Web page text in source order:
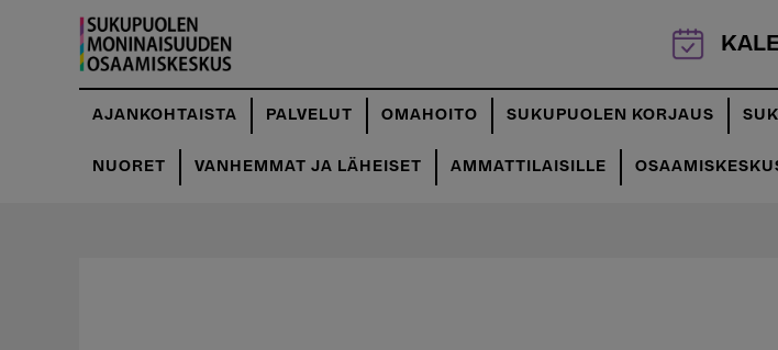
pääsisältöön
AJANKOHTAISTA PALVELUT OMAHOITO SUKUPUOLEN KORJAUS
NUORET VANHEMMAT JA LÄHEISET AMMATTILAISILLE